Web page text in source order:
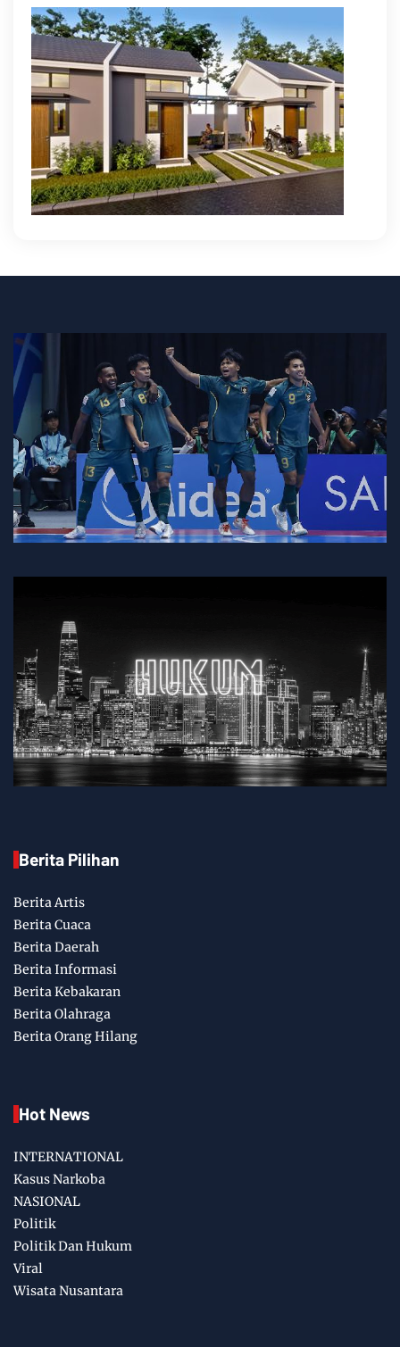
Berita Pilihan
Berita Artis
Berita Cuaca
Berita Daerah
Berita Informasi
Berita Kebakaran
Berita Olahraga
Berita Orang Hilang
Hot News
INTERNATIONAL
Kasus Narkoba
NASIONAL
Politik
Politik Dan Hukum
Viral
Wisata Nusantara